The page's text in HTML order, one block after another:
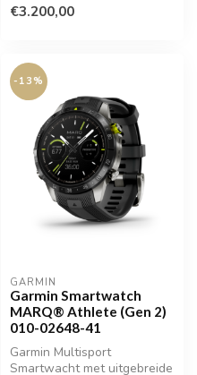
€3.200,00
-13%
GARMIN
Garmin Smartwatch
MARQ® Athlete (Gen 2)
010-02648-41
Garmin Multisport
Smartwacht met uitgebreide